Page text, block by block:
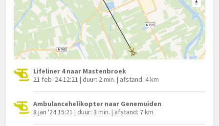
Lifeliner 4 naar Mastenbroek
21 feb '24 12:21 | duur: 2 min. | afstand: 4 km
Ambulancehelikopter naar Genemuiden
8 jan '24 15:21 | duur: 3 min. | afstand: 7 km